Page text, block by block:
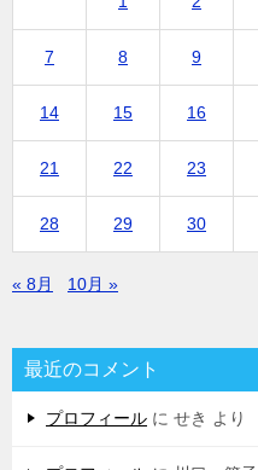
7 8 9
14 15 16
21 22 23
28 29 30
« 8月 10月 »
最近のコメント
プロフィール に せき より